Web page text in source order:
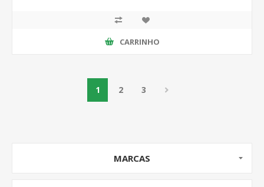
CARRINHO
1 2 3
MARCAS